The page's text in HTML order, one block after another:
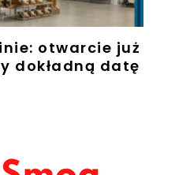
otwarcie już
dokładną datę